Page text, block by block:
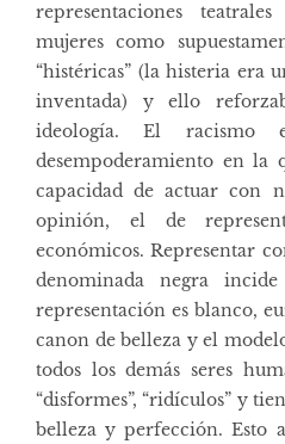
representaciones
mujeres como
“histéricas” (la histeria era
inventada) y ello
ideología. El racismo
desempoderamiento en
capacidad de actuar con
opinión, el de
económicos. Representar
denominada negra
representación es blanco,
canon de belleza y el
todos los demás seres
“disformes”, “ridículos” y
belleza y perfección. Esto